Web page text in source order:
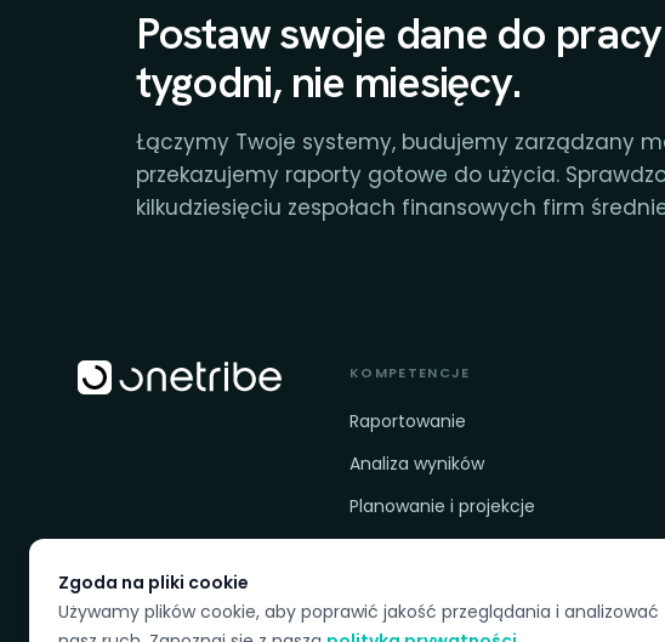
Postaw swoje dane do
tygodni, nie miesięcy.
Łączymy Twoje systemy, budujemy zarządzany
przekazujemy raporty gotowe do użycia.
kilkudziesięciu zespołach finansowych firm
KOMPETENCJE
Raportowanie
Analiza wyników
Planowanie i projekcje
Zgoda na pliki cookie
Używamy plików cookie, aby poprawić jakość przeglądania i analizować